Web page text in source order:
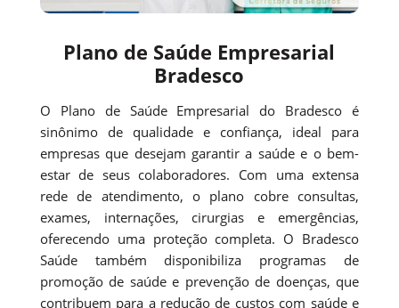
Plano de Saúde Empresarial
Bradesco
O Plano de Saúde Empresarial do Bradesco é
sinônimo de qualidade e confiança, ideal para
empresas que desejam garantir a saúde e o bem-
estar de seus colaboradores. Com uma extensa
rede de atendimento, o plano cobre consultas,
exames, internações, cirurgias e emergências,
oferecendo uma proteção completa. O Bradesco
Saúde também disponibiliza programas de
promoção de saúde e prevenção de doenças, que
contribuem para a redução de custos com saúde e